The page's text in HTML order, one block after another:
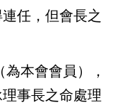
任，但會長之
本會會員），
事長之命處理